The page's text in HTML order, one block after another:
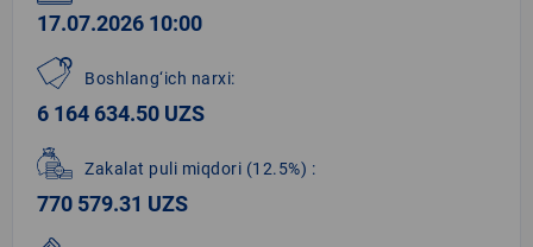
17.07.2026 10:00
Boshlang‘ich narxi:
6 164 634.50 UZS
Zakalat puli miqdori (12.5%) :
770 579.31 UZS